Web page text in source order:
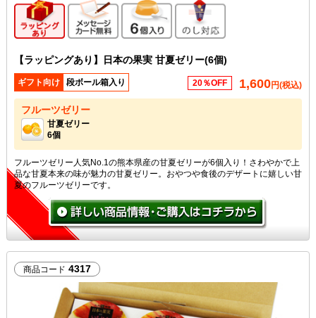
ギフト向け商品メッセージカード無料
6個入り のし対応
【ラッピングあり】日本の果実 甘夏ゼリー(6個)
ギフト向け 段ボール箱入り 20％OFF 1,600円(税込)
フルーツゼリー
甘夏ゼリー
6個
フルーツゼリー人気No.1の熊本県産の甘夏ゼリーが6個入り！さわやかで上
品な甘夏本来の味が魅力の甘夏ゼリー。おやつや食後のデザートに嬉しい甘
夏のフルーツゼリーです。
商品コード 4317